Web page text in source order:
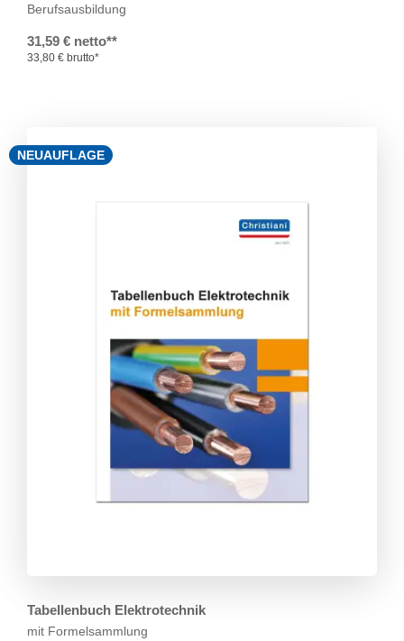
Berufsausbildung
31,59 € netto**
33,80 € brutto*
NEUAUFLAGE
Tabellenbuch Elektrotechnik
mit Formelsammlung